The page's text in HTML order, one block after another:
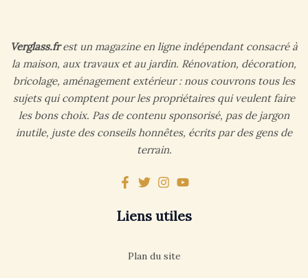
Verglass.frest un magazine en ligne indépendant consacré à
la maison, aux travaux et au jardin. Rénovation, décoration,
bricolage, aménagement extérieur : nous couvrons tous les
sujets qui comptent pour les propriétaires qui veulent faire
les bons choix. Pas de contenu sponsorisé, pas de jargon
inutile, juste des conseils honnêtes, écrits par des gens de
terrain.
Liens utiles
Plan du site